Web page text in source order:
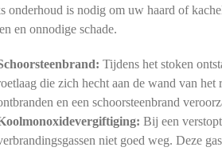
onderhoud is nodig om uw haard of
en onnodige schade.
Tijdens het stoken
die zich hecht aan de wand van
en een schoorsteenbrand
Bij een
niet goed weg. Deze